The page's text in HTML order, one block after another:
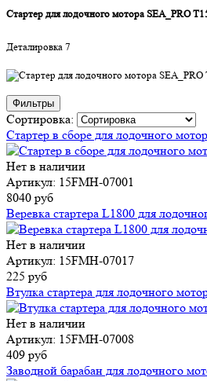
Стартер для лодочного мотора SEA_PRO
Деталировка 7
Фильтры
Сортировка:
Стартер в сборе для лодочного
Нет в наличии
Артикул: 15FMH-07001
8040 руб
Веревка стартера L1800 для
Нет в наличии
Артикул: 15FMH-07017
225 руб
Втулка стартера для лодочного
Нет в наличии
Артикул: 15FMH-07008
409 руб
Заводной барабан для лодочного